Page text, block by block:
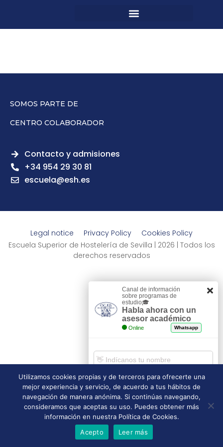
SOMOS PARTE DE
CENTRO COLABORADOR
Contacto y admisiones
+34 954 29 30 81
escuela@esh.es
Legal notice Privacy Policy
Cookies Policy
Escuela Superior de Hostelería de Sevilla | 2026 | Todos los
derechos reservados
Utilizamos cookies propias y de terceros para ofrecerte una
mejor experiencia y servicio, de acuerdo a tus hábitos de
navegación de manera anónima. Si continúas navegando,
consideramos que aceptas su uso. Puedes obtener más
información en nuestra Política de Cookies.
Acepto
Leer más
Canal de información
sobre programas de
estudio🎓
Habla ahora con un
asesor académico
Online Whatsapp
Comenzar chat